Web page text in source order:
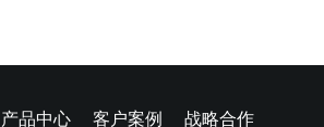
产品中心 客户案例 战略合作